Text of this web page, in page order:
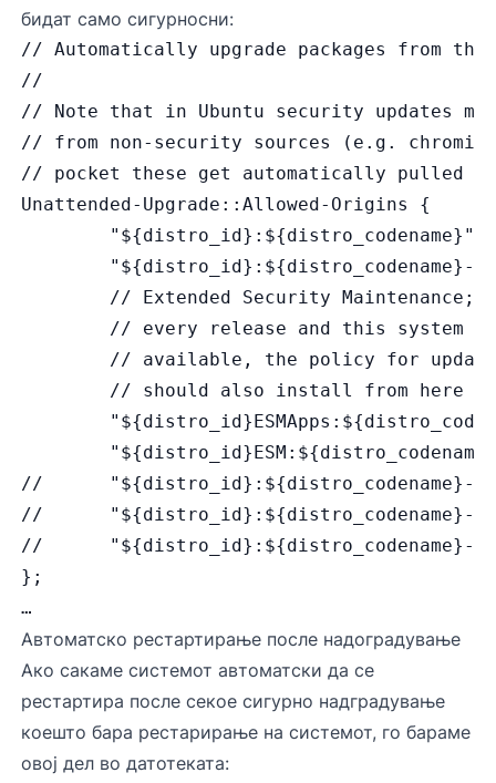
бидат само сигурносни:
// Automatically upgrade packages from
//
// Note that in Ubuntu security updates
// from non-security sources (e.g.
// pocket these get automatically pulled
Unattended-Upgrade::Allowed-Origins {
        "${distro_id}:${distro_codename}";
"${distro_id}:${distro_codename}-
// Extended Security Maintenance;
// every release and this system
// available, the policy for
// should also install from here
//      "${distro_id}:${distro_codename}-
//      "${distro_id}:${distro_codename}-
//      "${distro_id}:${distro_codename}-
};
…
Автоматско рестартирање после надоградување
Ако сакаме системот автоматски да се
рестартира после секое сигурно надградување
коешто бара рестарирање на системот, го бараме
овој дел во датотеката: